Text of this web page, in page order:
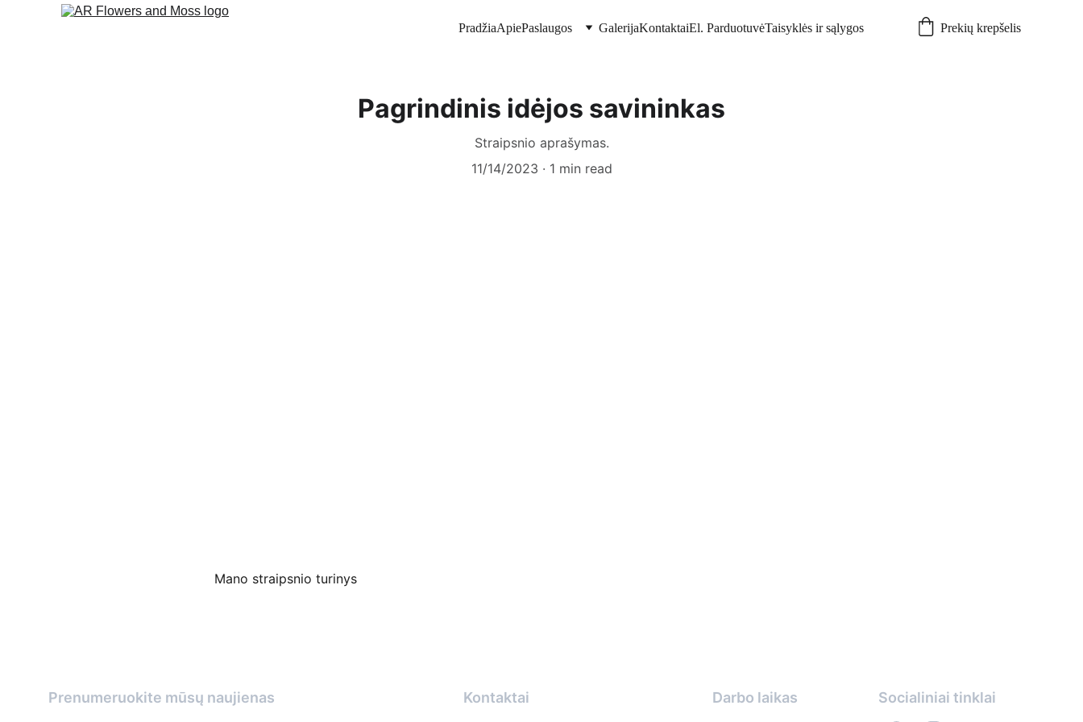
PradžiaApiePaslaugos GalerijaKontaktaiEl. ParduotuvėTaisyklės ir sąlygos Prekių krepšelis
Pagrindinis idėjos savininkas
Straipsnio aprašymas.
11/14/2023
1 min read
Mano straipsnio turinys
Kontaktai Socialiniai tinklai
Prenumeruokite mūsų naujienas Darbo laikas